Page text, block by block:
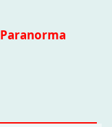
Paranorma